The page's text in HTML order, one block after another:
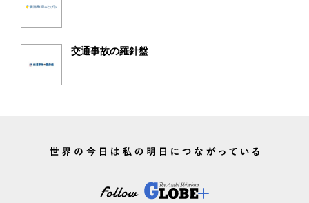
交通事故の羅針盤